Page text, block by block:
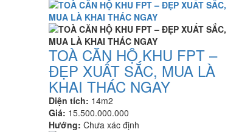
TOÀ CĂN HỘ KHU FPT –
ĐẸP XUẤT SẮC, MUA LÀ
KHAI THÁC NGAY
Diện tích: 14m2
Giá: 15.500.000.000
Hướng: Chưa xác định